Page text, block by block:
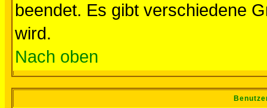
beendet. Es gibt verschiedene
wird.
Nach oben